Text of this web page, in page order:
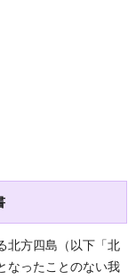
北方四島（以下「北
なったことのない我